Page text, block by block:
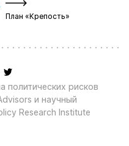
План «Крепость»
политических рисков
и научный
Research Institute